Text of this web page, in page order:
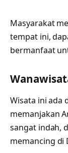
Masyarakat
tempat ini,
bermanfaat
Wisata ini ada
memanjakan
sangat indah,
memancing di